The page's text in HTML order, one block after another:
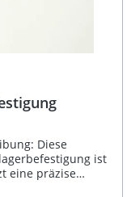
Diese
ist
eine präzise